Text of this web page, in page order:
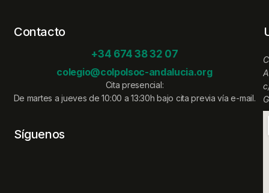
Contacto
+34 674 38 32 07
colegio@colpolsoc-andalucia.org
Cita presencial:
De martes a jueves de 10:00 a 13:30h bajo cita previa vía e-mail.
Síguenos